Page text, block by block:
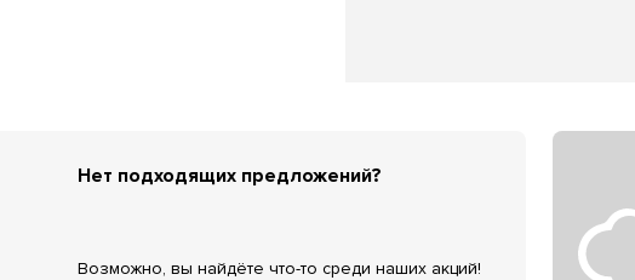
Нет подходящих предложений?
Возможно, вы найдёте что-то среди наших акций!